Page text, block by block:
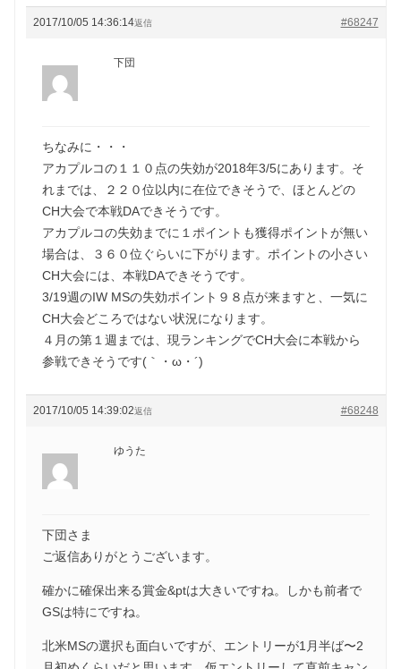
2017/10/05 14:36:14 #68247
返信
下団
ちなみに・・・
アカプルコの１１０点の失効が2018年3/5にあります。そ
れまでは、２２０位以内に在位できそうで、ほとんどの
CH大会で本戦DAできそうです。
アカプルコの失効までに１ポイントも獲得ポイントが無い
場合は、３６０位ぐらいに下がります。ポイントの小さい
CH大会には、本戦DAできそうです。
3/19週のIW MSの失効ポイント９８点が来ますと、一気に
CH大会どころではない状況になります。
４月の第１週までは、現ランキングでCH大会に本戦から
参戦できそうです(｀・ω・´)ゞ
2017/10/05 14:39:02 #68248
返信
ゆうた
下団さま
ご返信ありがとうございます。
確かに確保出来る賞金&ptは大きいですね。しかも前者で
GSは特にですね。
北米MSの選択も面白いですが、エントリーが1月半ば〜2